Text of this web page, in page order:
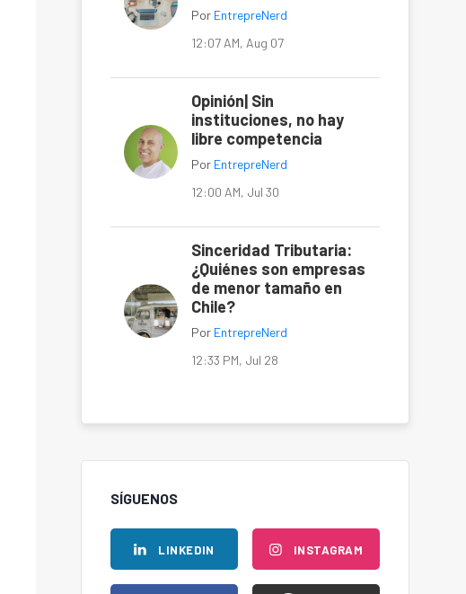
Por EntrepreNerd
12:07 AM, Aug 07
Opinión| Sin
instituciones, no hay
libre competencia
Por EntrepreNerd
12:00 AM, Jul 30
Sinceridad Tributaria:
¿Quiénes son empresas
de menor tamaño en
Chile?
Por EntrepreNerd
12:33 PM, Jul 28
SÍGUENOS
LINKEDIN INSTAGRAM